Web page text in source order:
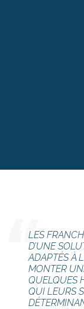
“
LES
D’UNE
ADAPTÉS À
MONTER
QUELQUES
QUI LEURS